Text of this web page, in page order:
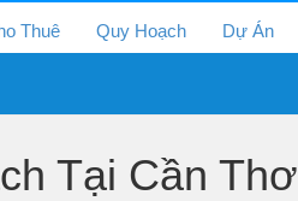
Thuê Quy Hoạch Dự Án
Tại Cần Thơ